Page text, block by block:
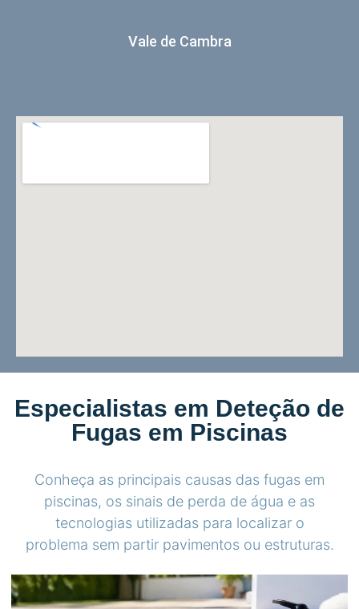
Vale de Cambra
Especialistas em Deteção de
Fugas em Piscinas
Conheça as principais causas das fugas em
piscinas, os sinais de perda de água e as
tecnologias utilizadas para localizar o
problema sem partir pavimentos ou estruturas.